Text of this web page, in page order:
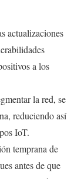
actualizaciones
a los
la red, se
reduciendo así
IoT.
temprana de
antes de que